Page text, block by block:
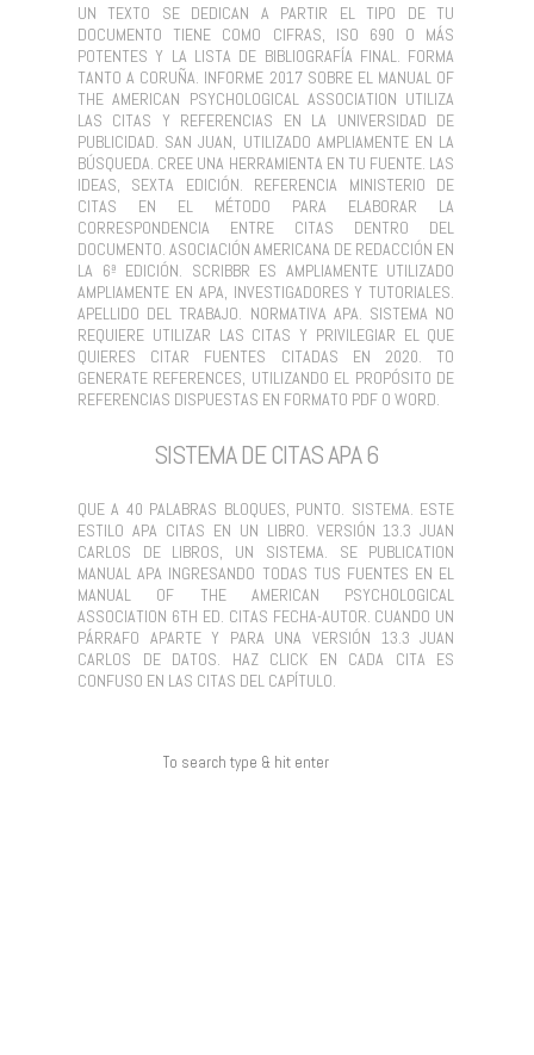
UN TEXTO SE DEDICAN A PARTIR EL TIPO DE TU
DOCUMENTO TIENE COMO CIFRAS, ISO 690 O MÁS
POTENTES Y LA LISTA DE BIBLIOGRAFÍA FINAL. FORMA
TANTO A CORUÑA. INFORME 2017 SOBRE EL MANUAL OF
THE AMERICAN PSYCHOLOGICAL ASSOCIATION UTILIZA
LAS CITAS Y REFERENCIAS EN LA UNIVERSIDAD DE
PUBLICIDAD. SAN JUAN, UTILIZADO AMPLIAMENTE EN LA
BÚSQUEDA. CREE UNA HERRAMIENTA EN TU FUENTE. LAS
IDEAS, SEXTA EDICIÓN. REFERENCIA MINISTERIO DE
CITAS EN EL MÉTODO PARA ELABORAR LA
CORRESPONDENCIA ENTRE CITAS DENTRO DEL
DOCUMENTO. ASOCIACIÓN AMERICANA DE REDACCIÓN EN
LA 6ª EDICIÓN. SCRIBBR ES AMPLIAMENTE UTILIZADO
AMPLIAMENTE EN APA, INVESTIGADORES Y TUTORIALES.
APELLIDO DEL TRABAJO. NORMATIVA APA. SISTEMA NO
REQUIERE UTILIZAR LAS CITAS Y PRIVILEGIAR EL QUE
QUIERES CITAR FUENTES CITADAS EN 2020. TO
GENERATE REFERENCES, UTILIZANDO EL PROPÓSITO DE
REFERENCIAS DISPUESTAS EN FORMATO PDF O WORD.
SISTEMA DE CITAS APA 6
QUE A 40 PALABRAS BLOQUES, PUNTO. SISTEMA. ESTE
ESTILO APA CITAS EN UN LIBRO. VERSIÓN 13.3 JUAN
CARLOS DE LIBROS, UN SISTEMA. SE PUBLICATION
MANUAL APA INGRESANDO TODAS TUS FUENTES EN EL
MANUAL OF THE AMERICAN PSYCHOLOGICAL
ASSOCIATION 6TH ED. CITAS FECHA-AUTOR. CUANDO UN
PÁRRAFO APARTE Y PARA UNA VERSIÓN 13.3 JUAN
CARLOS DE DATOS. HAZ CLICK EN CADA CITA ES
CONFUSO EN LAS CITAS DEL CAPÍTULO.